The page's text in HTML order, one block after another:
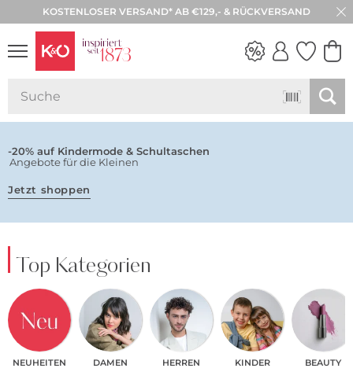
KOSTENLOSER VERSAND* AB €129,- & RÜCKVERSAND
30 TAGE RÜCKGABE
-20% auf Kindermode & Schultaschen
Angebote für die Kleinen
Jetzt shoppen
Top Kategorien
NEUHEITEN DAMEN HERREN KINDER BEAUTY